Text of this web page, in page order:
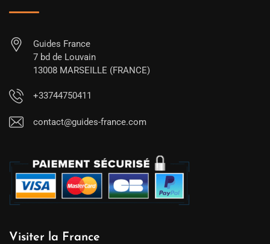
Guides France
7 bd de Louvain
13008 MARSEILLE (FRANCE)
+33744750411
contact@guides-france.com
Visiter la France